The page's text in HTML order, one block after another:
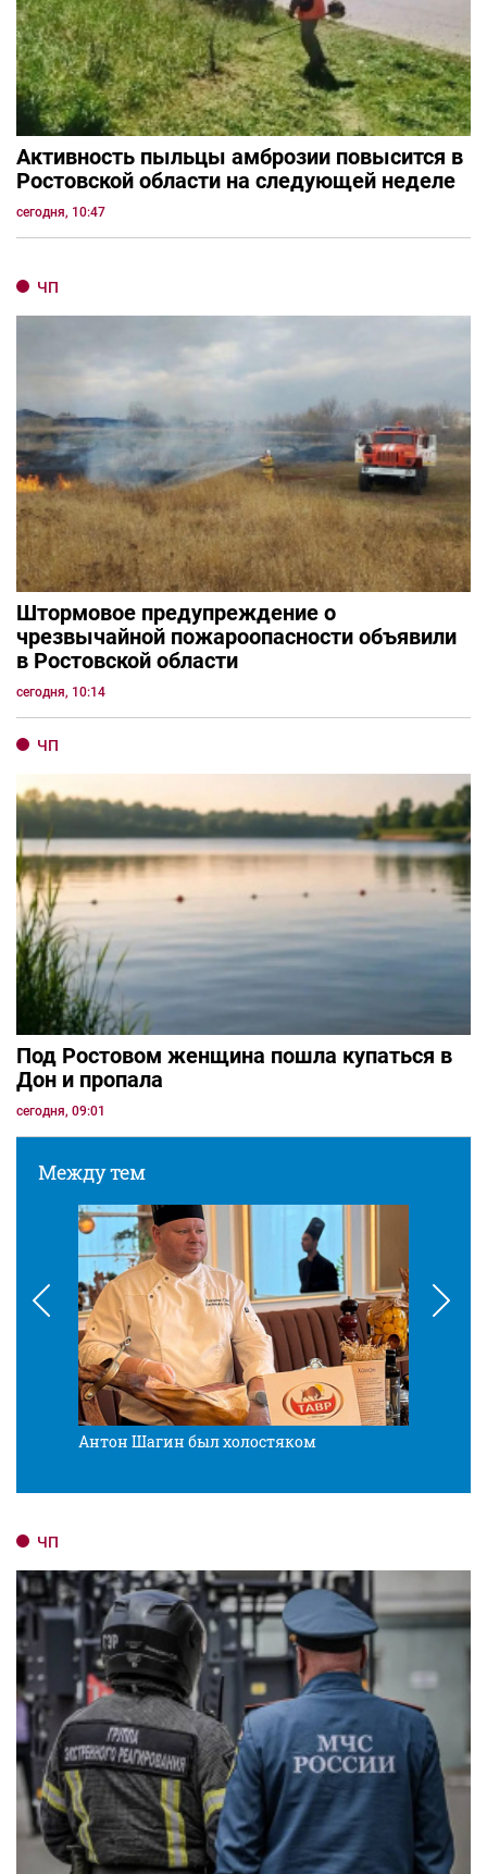
Активность пыльцы амброзии повысится в
Ростовской области на следующей неделе
сегодня, 10:47
ЧП
Штормовое предупреждение о
чрезвычайной пожароопасности объявили
в Ростовской области
сегодня, 10:14
ЧП
Под Ростовом женщина пошла купаться в
Дон и пропала
сегодня, 09:01
Между тем
Антон Шагин был холостяком
ЧП